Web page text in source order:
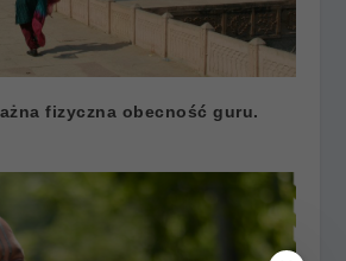
fizyczna obecność guru.